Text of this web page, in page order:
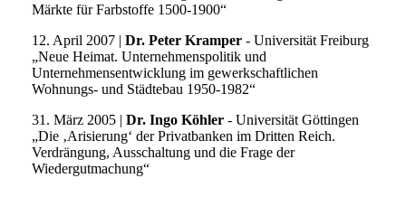
Märkte für Farbstoffe 1500-1900“
12. April 2007 | Dr. Peter Kramper - Universität Freiburg
„Neue Heimat. Unternehmenspolitik und
Unternehmensentwicklung im gewerkschaftlichen
Wohnungs- und Städtebau 1950-1982“
31. März 2005 | Dr. Ingo Köhler - Universität Göttingen
„Die ‚Arisierung‘ der Privatbanken im Dritten Reich.
Verdrängung, Ausschaltung und die Frage der
Wiedergutmachung“